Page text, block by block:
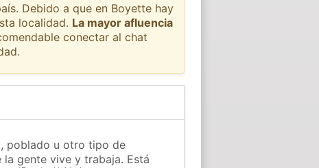
Debido a que en Boyette hay
localidad. La mayor afluencia
conectar al chat
poblado u otro tipo de
gente vive y trabaja. Está